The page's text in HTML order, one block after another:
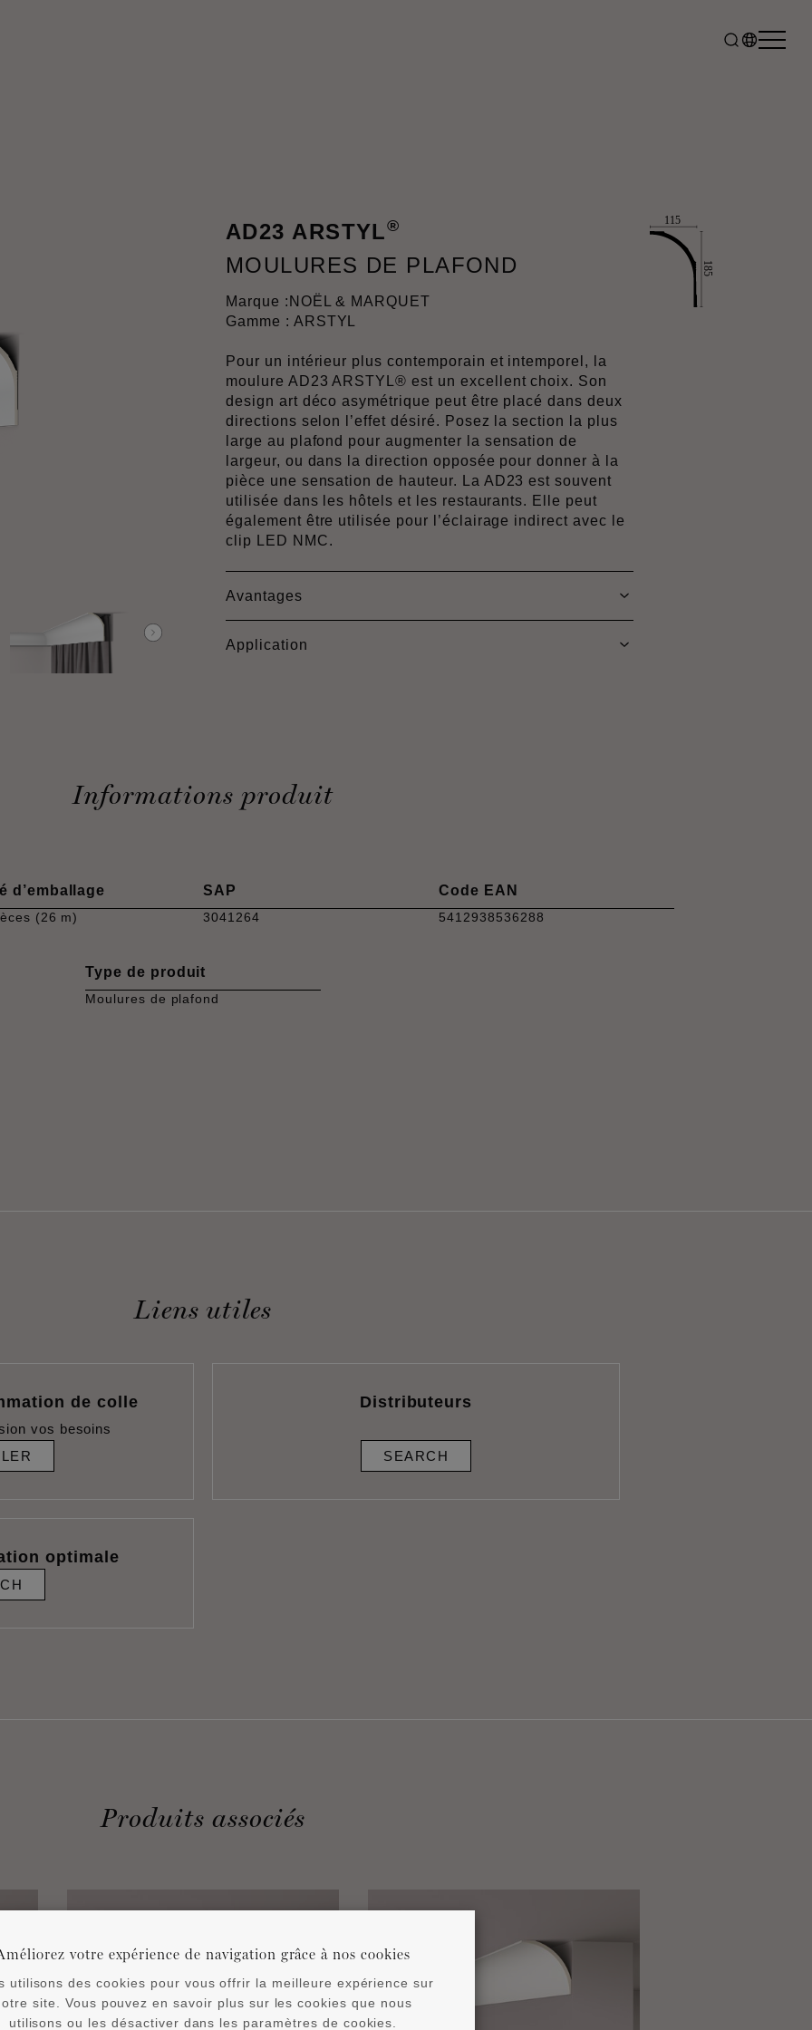
AD23 ARSTYL®
MOULURES DE PLAFOND
Marque : NOËL & MARQUET
Gamme : ARSTYL
Pour un intérieur plus contemporain et intemporel, la
moulure AD23 ARSTYL® est un excellent choix. Son
design art déco asymétrique peut être placé dans deux
directions selon l’effet désiré. Posez la section la plus
large au plafond pour augmenter la sensation de
largeur, ou dans la direction opposée pour donner à la
pièce une sensation de hauteur. La AD23 est souvent
utilisée dans les hôtels et les restaurants. Elle peut
également être utilisée pour l’éclairage indirect avec le
clip LED NMC.
Avantages
Application
Informations produit
d’emballage
(26 m)
SAP
3041264
Code EAN
5412938536288
Type de produit
Moulures de plafond
Liens utiles
de colle
vos besoins
Distributeurs
SEARCH
optimale
Produits associés
votre expérience de navigation grâce à nos cookies
utilisons des cookies pour vous offrir la meilleure expérience sur
site. Vous pouvez en savoir plus sur les cookies que nous
utilisons ou les désactiver dans les paramètres de cookies.